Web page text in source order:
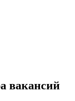
вакансий